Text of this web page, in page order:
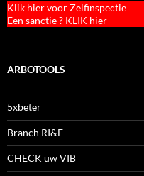
Klik hier voor Zelfinspectie
Een sanctie ? KLIK hier
ARBOTOOLS
5xbeter
Branch RI&E
CHECK uw VIB